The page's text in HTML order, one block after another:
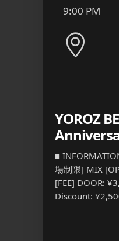
9:00 PM
YOROZ
■
場制限] MIX
[FEE] DOOR:
Discount: